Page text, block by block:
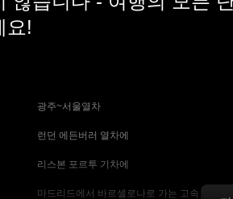
요!
광주~서울열차
런던 에든버러 열차에
리스본 포르투 기차에
마드리드에서 바르셀로나로 가는 고속 열차